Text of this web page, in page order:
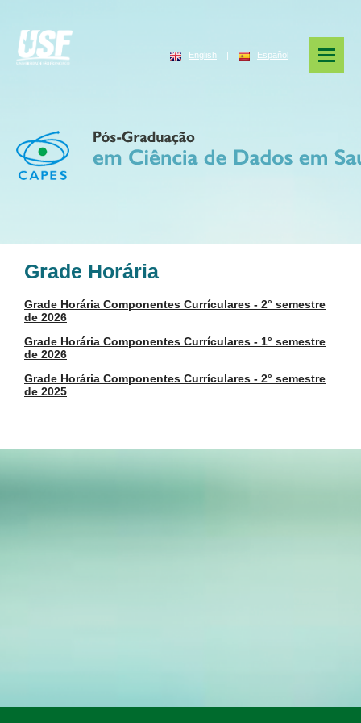
English | Español
Grade Horária
Grade Horária Componentes Currículares - 2° semestre
de 2026
Grade Horária Componentes Currículares - 1° semestre
de 2026
Grade Horária Componentes Currículares - 2° semestre
de 2025